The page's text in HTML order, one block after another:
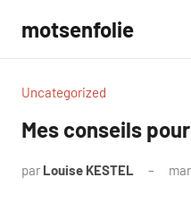
contenu
motsenfolie
Uncategorized
Mes conseils
par Louise KESTEL